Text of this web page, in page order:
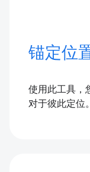
锚定位
使用此工具，
对于彼此定位。